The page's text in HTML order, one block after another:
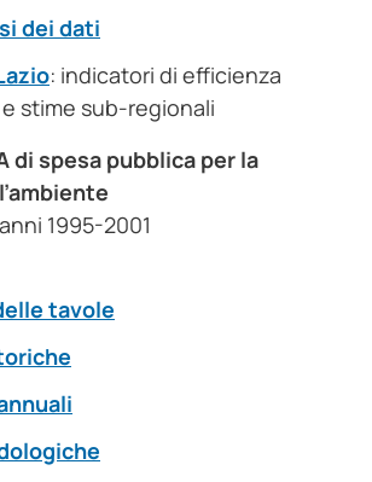
dei dati
: indicatori di efficienza
stime sub-regionali
di spesa pubblica per la
1995-2001
tavole